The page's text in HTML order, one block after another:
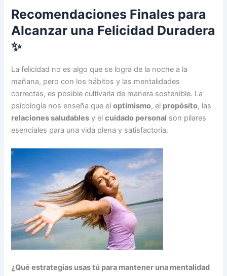
Recomendaciones Finales para
Alcanzar una Felicidad Duradera
✨
La felicidad no es algo que se logra de la noche a la
mañana, pero con los hábitos y las mentalidades
correctas, es posible cultivarla de manera sostenible. La
psicología nos enseña que eloptimismo, el propósito, las
relaciones saludables y elcuidado personal son pilares
esenciales para una vida plena y satisfactoria.
¿Qué estrategias usas tú para mantener una mentalidad